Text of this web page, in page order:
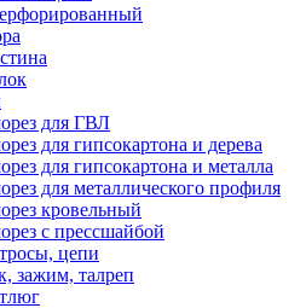
для ГВЛ
для гипсокартона и дерева
для гипсокартона и металла
для металлического профиля
кровельный
с прессшайбой
цепи
зажим, талреп